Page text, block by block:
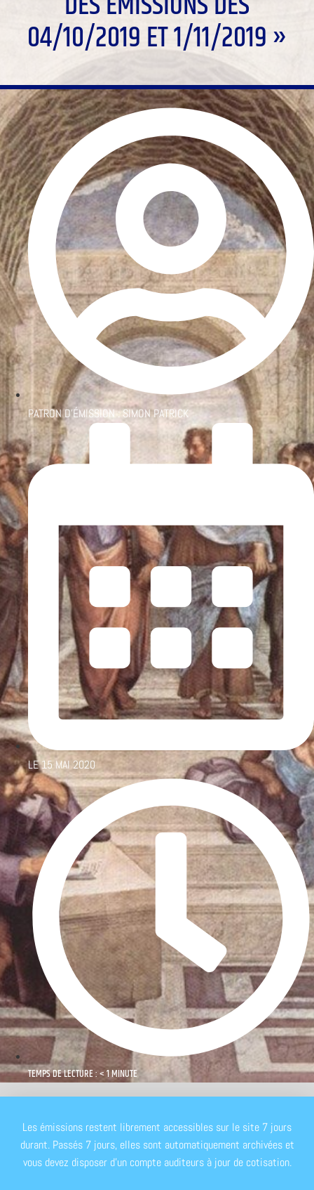
04/10/2019 ET 1/11/2019 »
PATRON D'ÉMISSION :SIMON PATRICK
LE15 MAI 2020
TEMPS DE LECTURE : < 1 MINUTE
Les émissions restent librement accessibles sur le site 7 jours
durant. Passés 7 jours, elles sont automatiquement archivées et
vous devez disposer d'un compte auditeurs à jour de cotisation.